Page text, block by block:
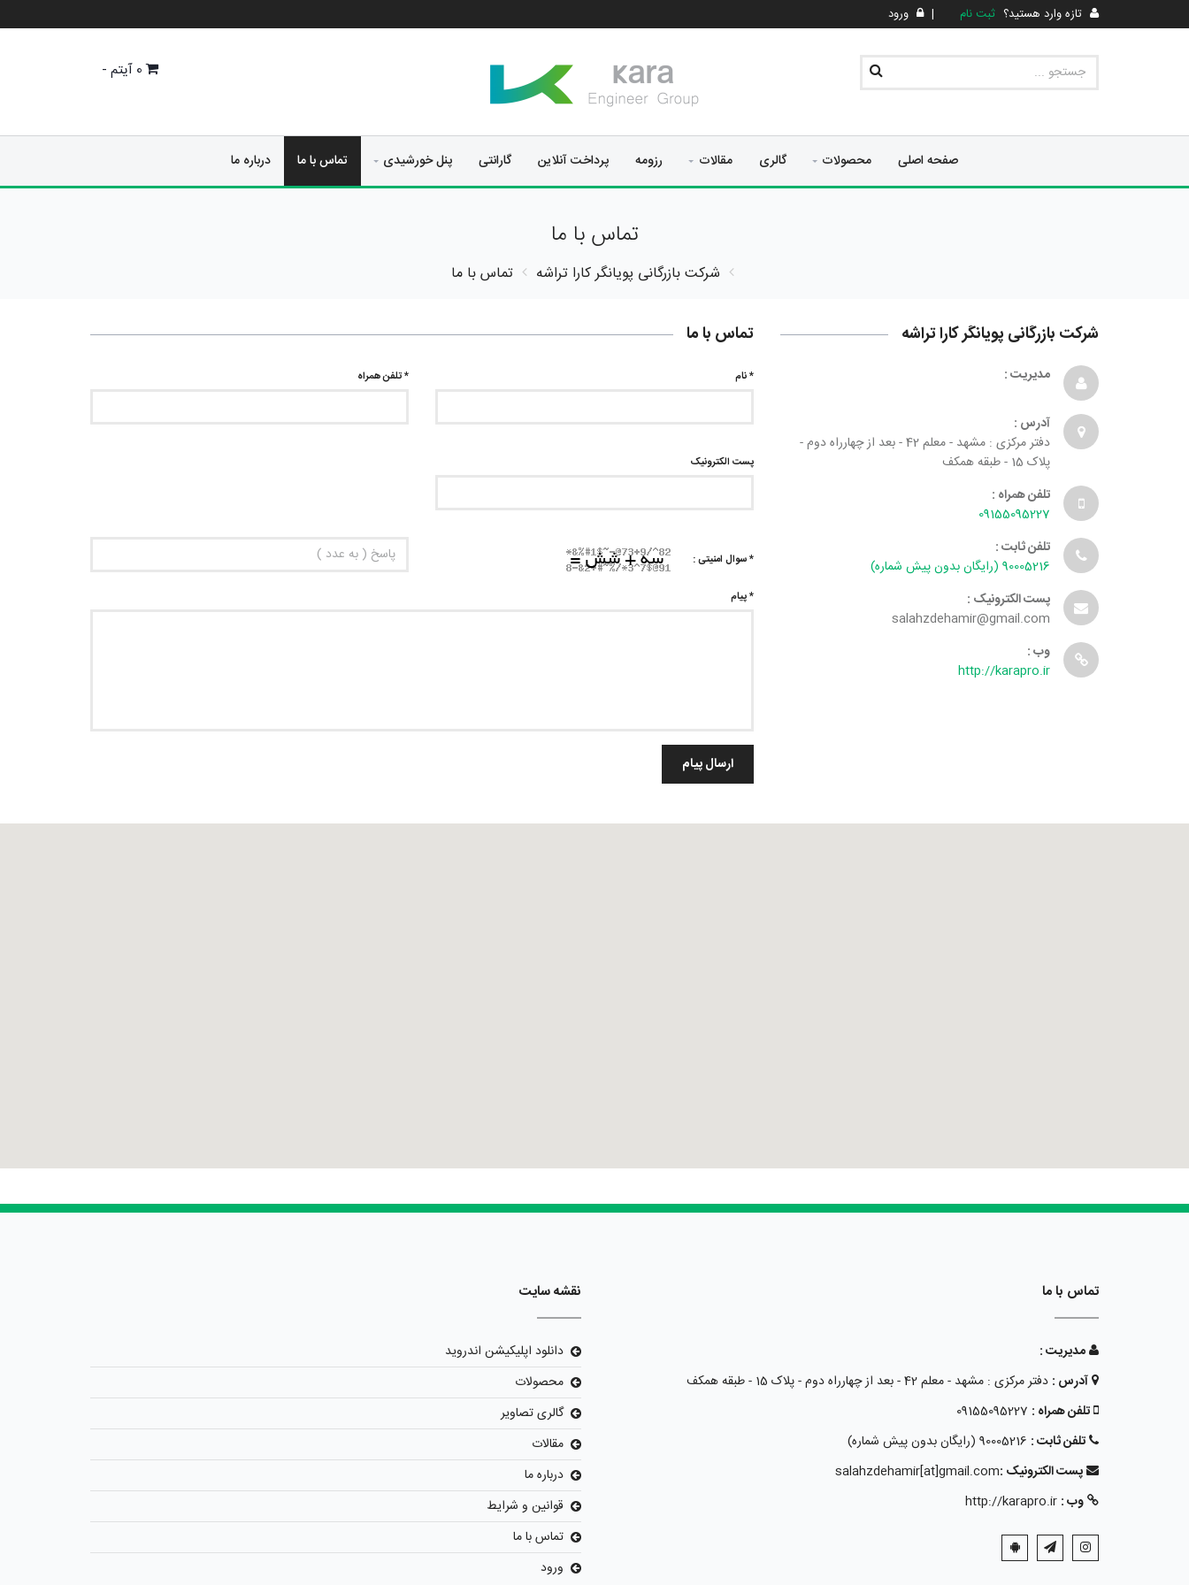
تازه وارد هستید؟ ثبت نام | ورود
0 آیتم -
صفحه اصلی محصولات گالری مقالات رزومه پرداخت آنلاین گارانتی پنل خورشیدی تماس با ما درباره ما
تماس با ما
شرکت بازرگانی پویانگر کارا تراشه تماس با ما
شرکت بازرگانی پویانگر کارا تراشه
مدیریت :
آدرس :
دفتر مرکزی : مشهد - معلم 42 - بعد از چهارراه دوم -
پلاک 15 - طبقه همکف
تلفن همراه :
09155095227
تلفن ثابت :
90005216 (رایگان بدون پیش شماره)
پست الکترونیک :
salahzdehamir@gmail.com
وب :
http://karapro.ir
تماس با ما
* نام * تلفن همراه
پست الکترونیک
* سوال امنیتی :
* پیام
تماس با ما
مدیریت :
آدرس : دفتر مرکزی : مشهد - معلم 42 - بعد از چهارراه دوم - پلاک 15 - طبقه همکف
تلفن همراه : 09155095227
تلفن ثابت : 90005216 (رایگان بدون پیش شماره)
پست الکترونیک :salahzdehamir[at]gmail.com
وب : http://karapro.ir
نقشه سایت
دانلود اپلیکیشن اندروید
محصولات
گالری تصاویر
مقالات
درباره ما
قوانین و شرایط
تماس با ما
ورود